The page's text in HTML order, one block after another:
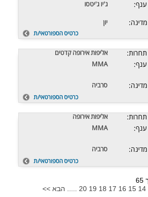
ענף: ג'יו ג'יטסו
מדינה: יון
כרטיס הספורטאי/ת
תחרות: אליפות אירופה קדטים
ענף: MMA
מדינה: סרביה
כרטיס הספורטאי/ת
תחרות: אליפות אירופה
ענף: MMA
מדינה: סרביה
כרטיס הספורטאי/ת
14
15
16
17
18
19
20 ..... הבא >>